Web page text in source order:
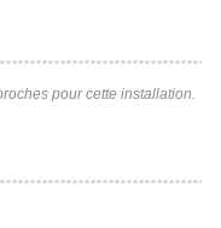
pour cette installation.